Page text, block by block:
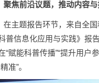
聚焦前沿议题，推动内容
在主题报告环节，来自全
普信息化应用与实践》报
“赋能科普传播”“提升用户
准”。